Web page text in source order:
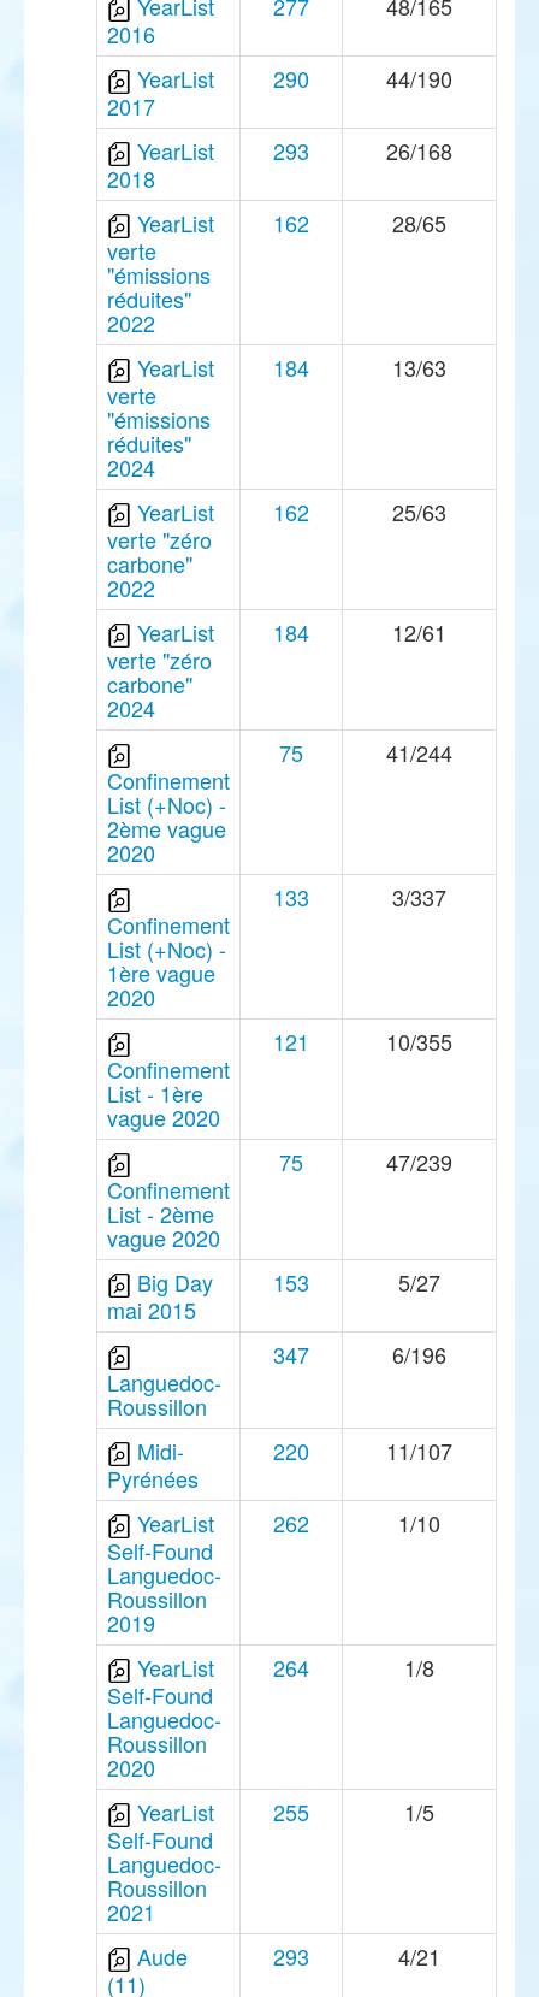
2016
YearList
2017
290 44/190
YearList
2018
293 26/168
YearList
verte
"émissions
réduites"
2022
162 28/65
YearList
verte
"émissions
réduites"
2024
184 13/63
YearList
verte "zéro
carbone"
2022
162 25/63
YearList
verte "zéro
carbone"
2024
184 12/61
Confinement
List (+Noc) -
2ème vague
2020
75 41/244
Confinement
List (+Noc) -
1ère vague
2020
133 3/337
Confinement
List - 1ère
vague 2020
121 10/355
Confinement
List - 2ème
vague 2020
75 47/239
Big Day
mai 2015
153 5/27
Languedoc-
Roussillon
347 6/196
Midi-
Pyrénées
220 11/107
YearList
Self-Found
Languedoc-
Roussillon
2019
262 1/10
YearList
Self-Found
Languedoc-
Roussillon
2020
264 1/8
YearList
Self-Found
Languedoc-
Roussillon
2021
255 1/5
Aude
(11)
293 4/21